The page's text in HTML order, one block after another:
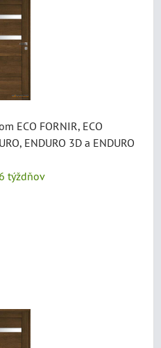
ECO FORNIR, ECO
ENDURO 3D a ENDURO
týždňov